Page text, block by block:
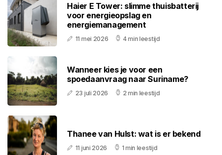
Haier E Tower: slimme thuisbatterij
voor energieopslag en
energiemanagement
11 mei 2026 4 min leestijd
Wanneer kies je voor een
spoedaanvraag naar Suriname?
23 juli 2026 2 min leestijd
Thanee van Hulst: wat is er bekend
11 juni 2026 1 min leestijd